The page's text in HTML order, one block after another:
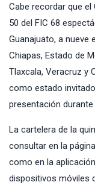
Cabe recordar que
50 del FIC 68
Guanajuato, a nueve
Chiapas, Estado de
Tlaxcala, Veracruz y
como estado
presentación
La cartelera de la
consultar en la
como en la
dispositivos móviles